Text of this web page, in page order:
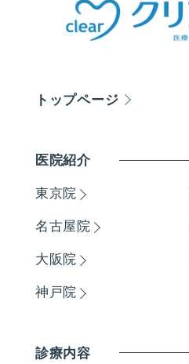
トップページ
医院紹介
東京院
名古屋院
大阪院
神戸院
診療内容